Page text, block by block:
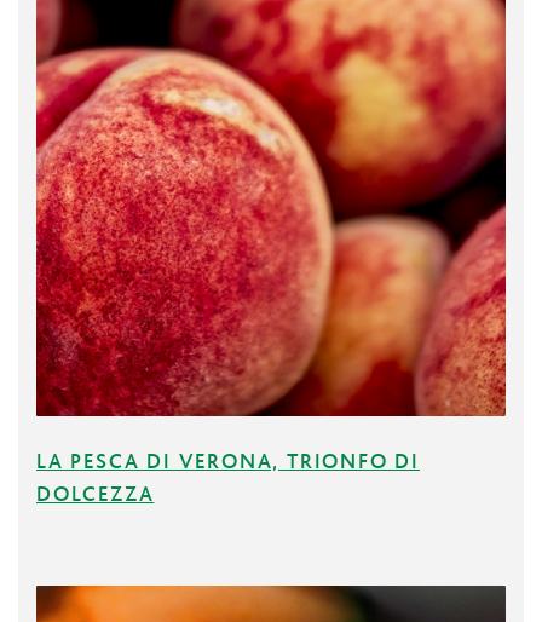
LA PESCA DI VERONA, TRIONFO DI
DOLCEZZA